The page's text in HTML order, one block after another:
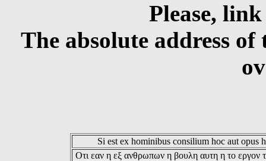
Please,
The absolute address
Si est ex hominibus consilium hoc aut opus
Οτι εαν η εξ ανθρωπων η βουλη αυτη η το εργον